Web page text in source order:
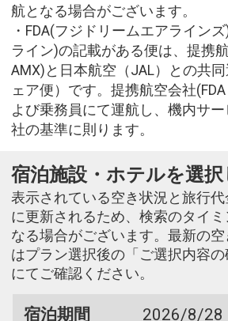
航となる場合がございます。
・FDA(フジドリームエアライン
ライン)の記載がある便は、提携航
AMX)と日本航空（JAL）との共
ェア便）です。提携航空会社
よび乗務員にて運航し、機内サ
社の基準に則ります。
宿泊施設・ホテルを選
表示されている空き状況と旅行代
に更新されるため、検索のタイ
なる場合がございます。最新の
はプラン選択後の「ご選択内容
にてご確認ください。
宿泊期間
2026/8/28